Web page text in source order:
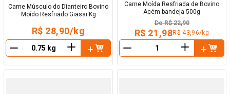
Carne Músculo do Dianteiro Bovino
Moído Resfriado Giassi Kg
R$ 28,90/kg
＋
Carne Moída Resfriada de Bovino
Acém bandeja 500g
De R$ 22,90
R$ 21,98R$ 43,96/kg
＋